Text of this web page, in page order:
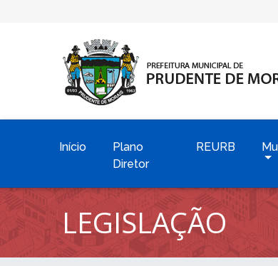
Início
Plano
Diretor
REURB
LEGISLAÇÃO